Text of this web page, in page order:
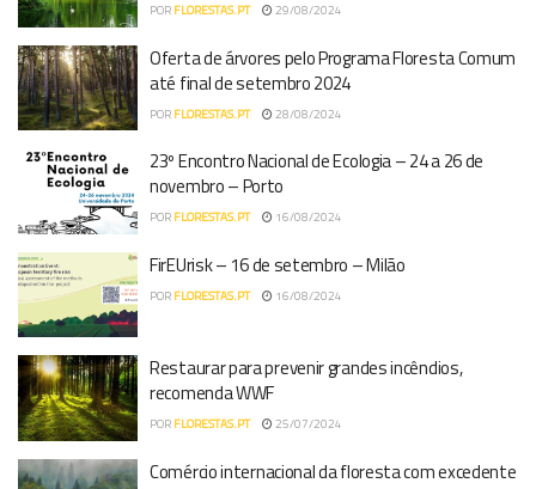
POR FLORESTAS.PT 29/08/2024
Oferta de árvores pelo Programa Floresta Comum
até final de setembro 2024
POR FLORESTAS.PT 28/08/2024
23º Encontro Nacional de Ecologia – 24 a 26 de
novembro – Porto
POR FLORESTAS.PT 16/08/2024
FirEUrisk – 16 de setembro – Milão
POR FLORESTAS.PT 16/08/2024
Restaurar para prevenir grandes incêndios,
recomenda WWF
POR FLORESTAS.PT 25/07/2024
Comércio internacional da floresta com excedente